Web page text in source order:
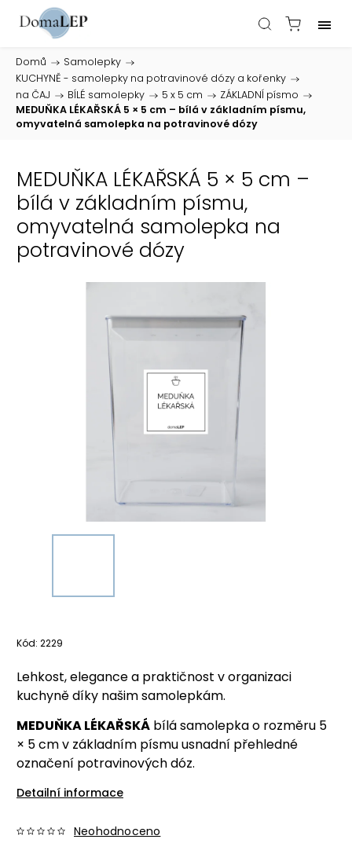
Domů / Samolepky /
KUCHYNĚ - samolepky na potravinové dózy a kořenky /
na ČAJ / BÍLÉ samolepky / 5 x 5 cm / ZÁKLADNÍ písmo /
MEDUŇKA LÉKAŘSKÁ 5 × 5 cm – bílá v základním písmu,
omyvatelná samolepka na potravinové dózy
MEDUŇKA LÉKAŘSKÁ 5 × 5 cm –
bílá v základním písmu,
omyvatelná samolepka na
potravinové dózy
Kód: 2229
Lehkost, elegance a praktičnost v organizaci
kuchyně díky našim samolepkám.
MEDUŇKA LÉKAŘSKÁ bílá samolepka o rozměru 5
× 5 cm v základním písmu usnadní přehledné
označení potravinových dóz.
Detailní informace
Neohodnoceno